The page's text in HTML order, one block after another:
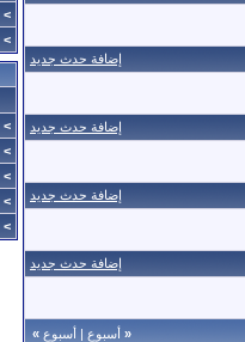
إضافة حدث جديد
إضافة حدث جديد
إضافة حدث جديد
إضافة حدث جديد
« أسبوع | أسبوع »
>
>
>
>
>
>
>